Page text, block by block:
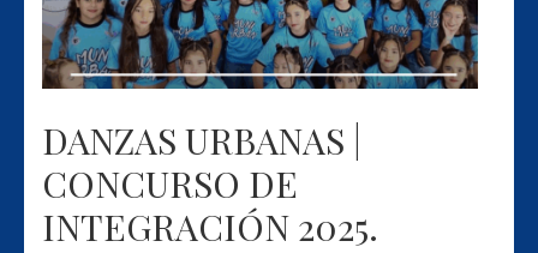
DANZAS URBANAS |
CONCURSO DE
INTEGRACIÓN 2025.